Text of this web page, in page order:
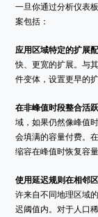
一旦你通过分析仪表
案包括：
应用区域特定的扩展配
快、更宽的扩展。与
件变体，设置更早的
在非峰值时段整合活跃
域，如果仍然像峰值
会填满的容量付费。
缩容在峰值时恢复容
使用延迟规则在相邻
许来自不同地理区域
迟阈值内。对于人口